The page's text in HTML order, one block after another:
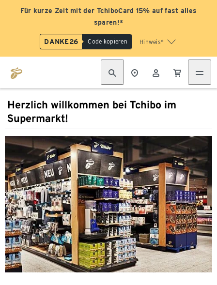
Für kurze Zeit mit der TchiboCard 15% auf fast alles
sparen!*
DANKE26 Code kopieren Hinweis*
Herzlich willkommen bei Tchibo im
Supermarkt!